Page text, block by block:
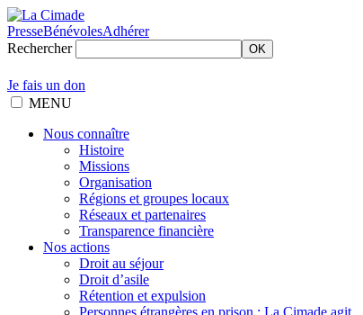
PresseBénévolesAdhérer
Rechercher
OK
Je fais un don
MENU
Nous connaître
Histoire
Missions
Organisation
Régions et groupes locaux
Réseaux et partenaires
Transparence financière
Nos actions
Droit au séjour
Droit d’asile
Rétention et expulsion
Personnes étrangères en prison : La Cimade agit